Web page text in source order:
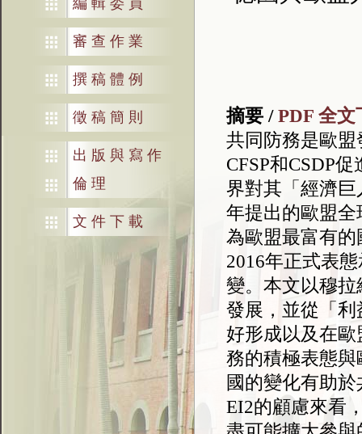
編輯委員
審查作業
撰稿體例
徵稿簡則
出版與寫作
倫理
文件下載
摘要 /PDF 全文
共同防務是歐
CFSP和CSDP
界對其「經濟
年提出的歐盟
為歐盟最富有
2016年正式表
變。本文以穆
發展，並從「
好形成以及在
務的積極表態
國的變化有助
EI2的顧慮來看